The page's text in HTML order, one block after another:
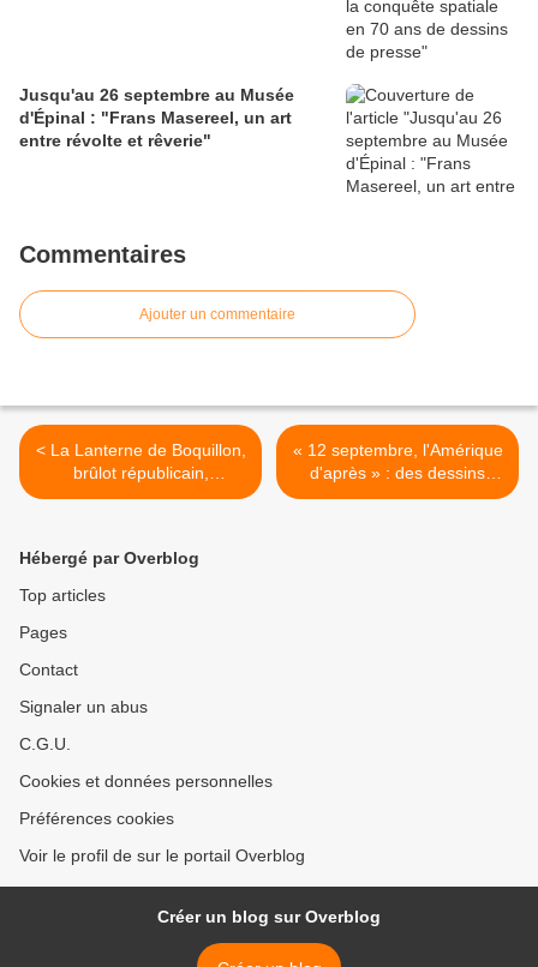
Jusqu'au 26 septembre au Musée
d'Épinal : "Frans Masereel, un art
entre révolte et rêverie"
Commentaires
Ajouter un commentaire
< La Lanterne de Boquillon,
brûlot républicain,
anticlérical et
« 12 septembre, l'Amérique
d'après » : des dessins
pour la paix à Paris >
Hébergé par Overblog
Top articles
Pages
Contact
Signaler un abus
C.G.U.
Cookies et données personnelles
Préférences cookies
Voir le profil de sur le portail Overblog
Créer un blog sur Overblog